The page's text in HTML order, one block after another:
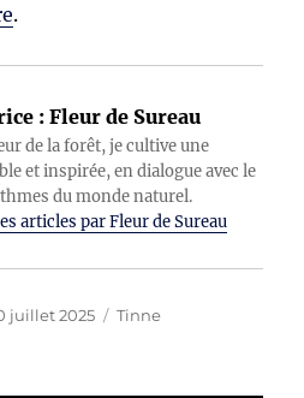
.
: Fleur de Sureau
de la forêt, je cultive une
et inspirée, en dialogue avec le
du monde naturel.
articles par Fleur de Sureau
juillet 2025 Catégories
Tinne